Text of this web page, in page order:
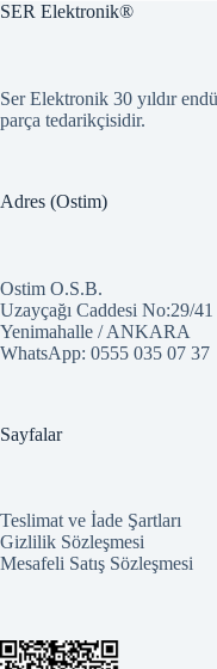
SER Elektronik®
Ser Elektronik 30 yıldır
parça tedarikçisidir.
Adres (Ostim)
Ostim O.S.B.
Uzayçağı Caddesi No:29/41
Yenimahalle / ANKARA
WhatsApp: 0555 035 07 37
Sayfalar
Teslimat ve İade Şartları
Gizlilik Sözleşmesi
Mesafeli Satış Sözleşmesi